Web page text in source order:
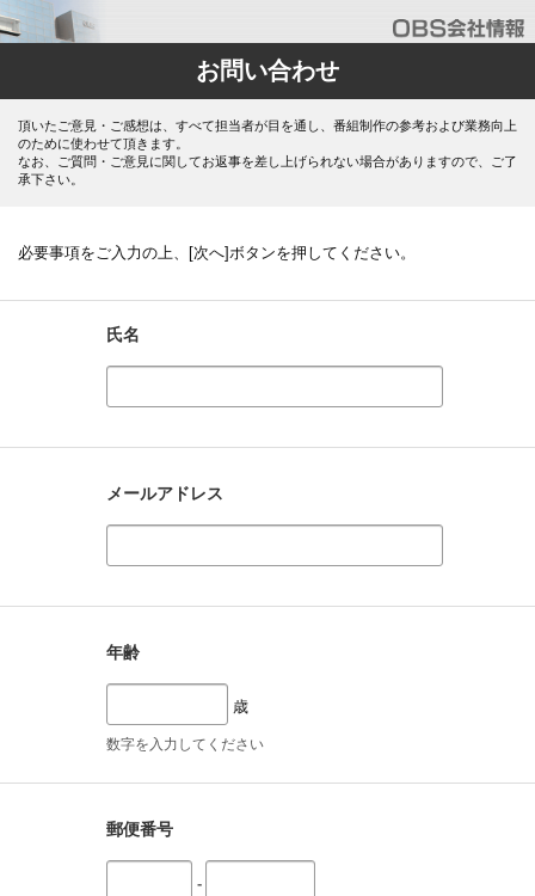
お問い合わせ
頂いたご意見・ご感想は、すべて担当者が目を通し、番組制作の参考および業務向上
のために使わせて頂きます。
なお、ご質問・ご意見に関してお返事を差し上げられない場合がありますので、ご了
承下さい。
必要事項をご入力の上、[次へ]ボタンを押してください。
氏名
メールアドレス
年齢
歳
数字を入力してください
郵便番号
-